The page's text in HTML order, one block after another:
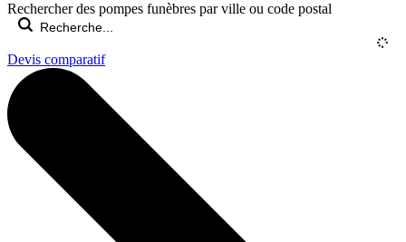
Rechercher des pompes funèbres par ville ou code postal
Devis comparatif